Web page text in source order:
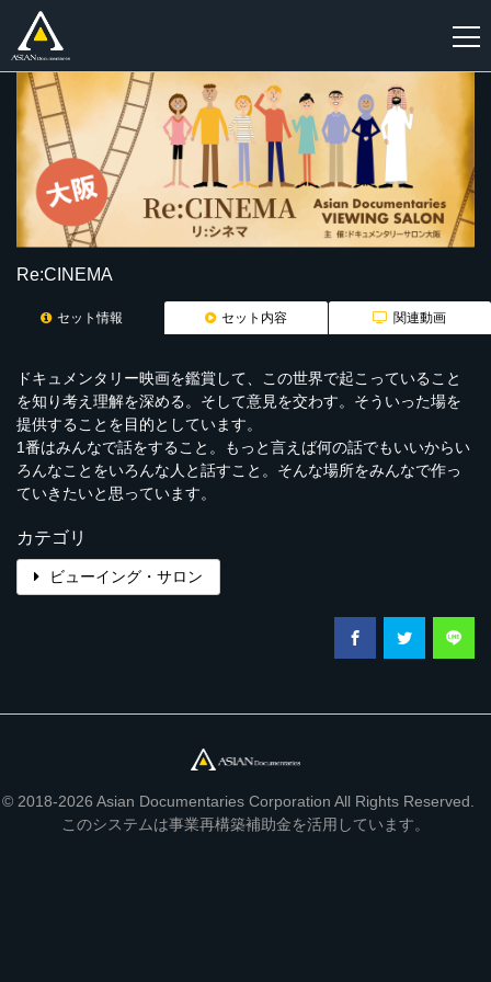
Re:CINEMA
セット情報 セット内容 関連動画
ドキュメンタリー映画を鑑賞して、この世界で起こっていること
を知り考え理解を深める。そして意見を交わす。そういった場を
提供することを目的としています。
1番はみんなで話をすること。もっと言えば何の話でもいいからい
ろんなことをいろんな人と話すこと。そんな場所をみんなで作っ
ていきたいと思っています。
カテゴリ
ビューイング・サロン
© 2018-2026 Asian Documentaries Corporation All Rights Reserved.
このシステムは事業再構築補助金を活用しています。